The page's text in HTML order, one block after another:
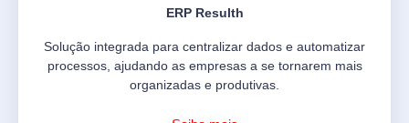
ERP Resulth
Solução integrada para centralizar dados e automatizar
processos, ajudando as empresas a se tornarem mais
organizadas e produtivas.